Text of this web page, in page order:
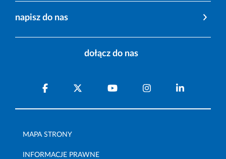
napisz do nas
dołącz do nas
MAPA STRONY
INFORMACJE PRAWNE